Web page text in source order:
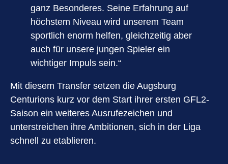
ganz Besonderes. Seine Erfahrung auf
höchstem Niveau wird unserem Team
sportlich enorm helfen, gleichzeitig aber
auch für unsere jungen Spieler ein
wichtiger Impuls sein.“
Mit diesem Transfer setzen die Augsburg
Centurions kurz vor dem Start ihrer ersten GFL2-
Saison ein weiteres Ausrufezeichen und
unterstreichen ihre Ambitionen, sich in der Liga
schnell zu etablieren.